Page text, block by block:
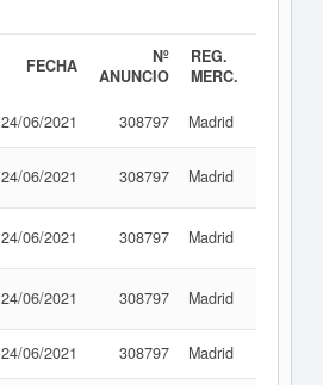
FECHA
Nº
ANUNCIO
REG.
MERC.
24/06/2021 308797 Madrid
24/06/2021 308797 Madrid
24/06/2021 308797 Madrid
24/06/2021 308797 Madrid
24/06/2021 308797 Madrid